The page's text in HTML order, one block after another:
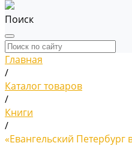
Поиск
Главная
/
Каталог товаров
/
Книги
/
«Евангельский Петербург